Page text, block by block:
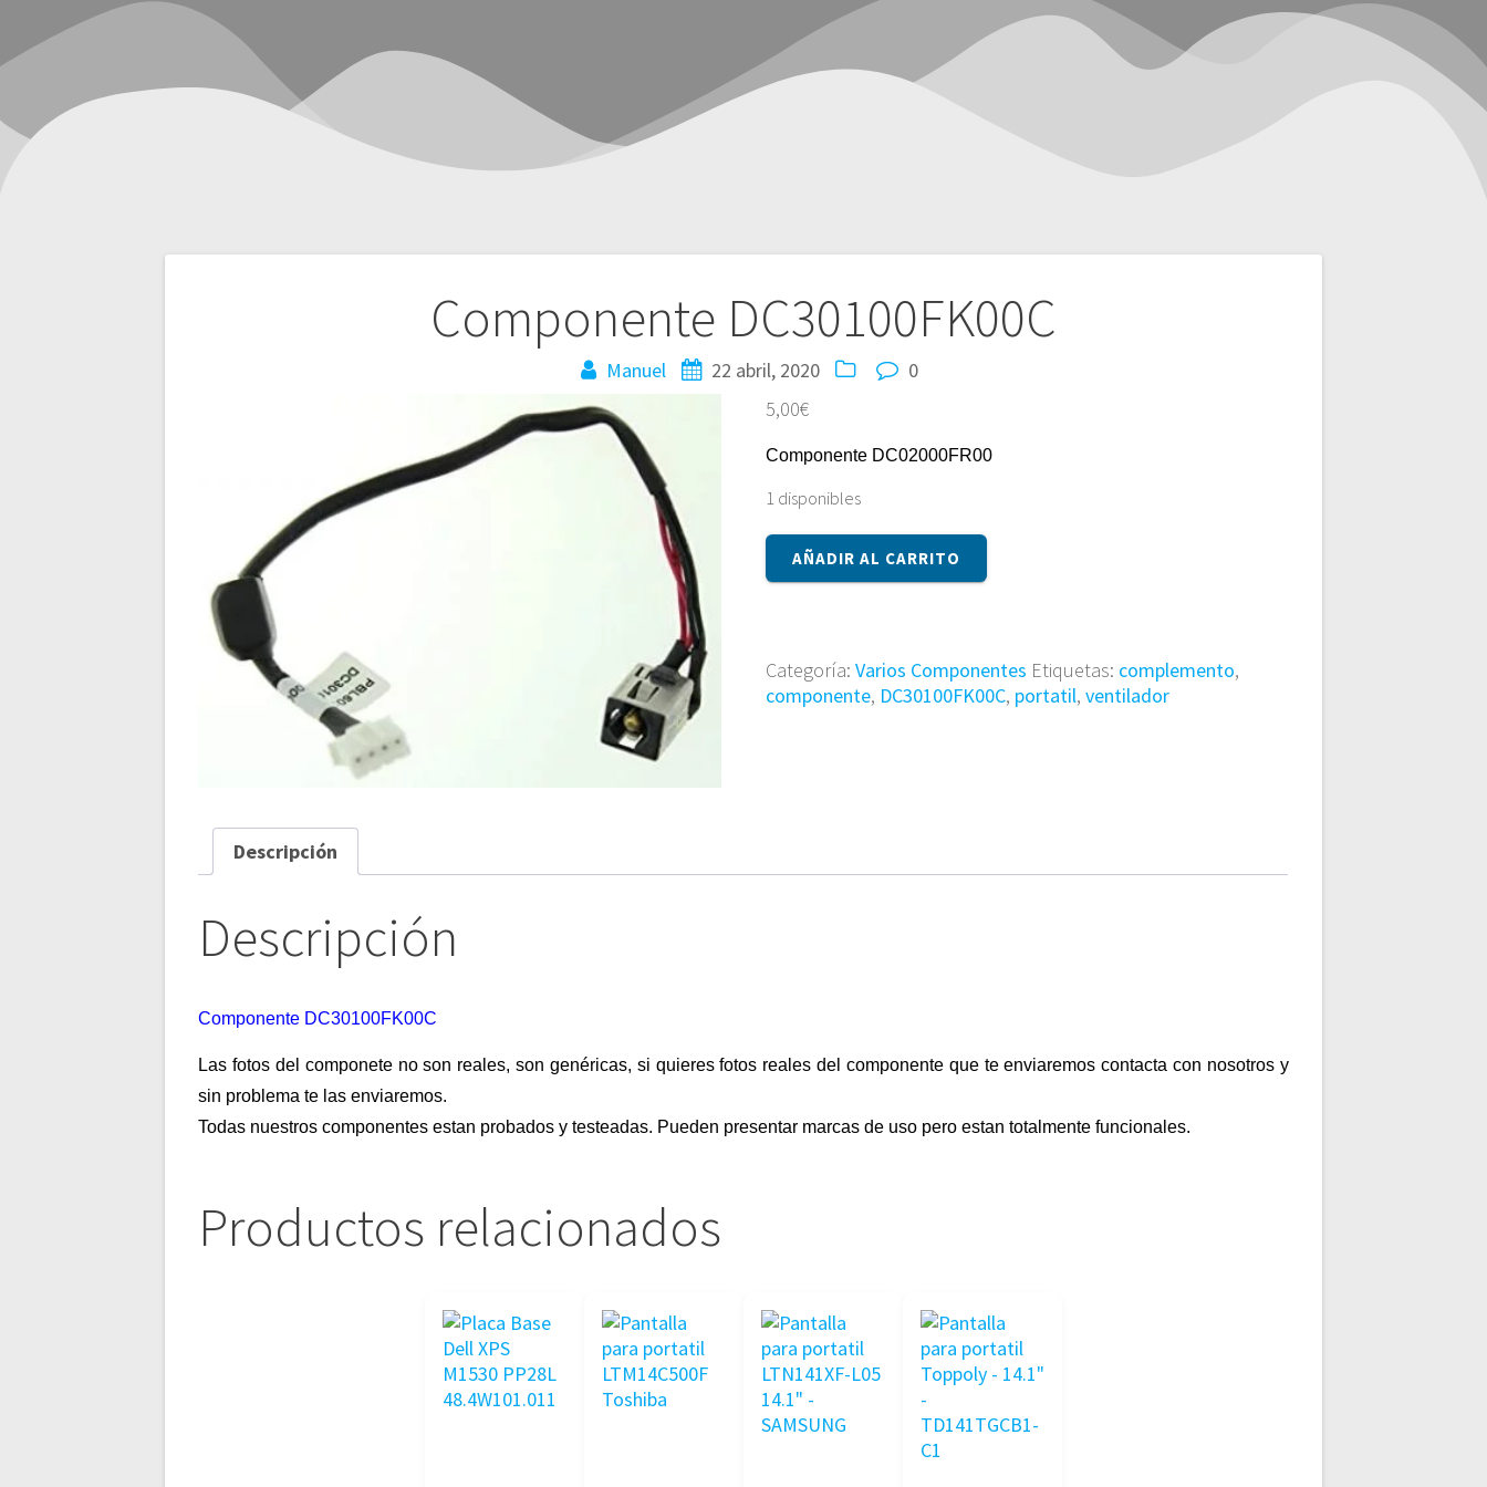
Componente DC30100FK00C
Manuel 22 abril, 2020
0
5,00€
Componente DC02000FR00
1 disponibles
Componente
DC30100FK00C
AÑADIR AL CARRITO
Categoría: Varios Componentes Etiquetas: complemento,
componente, DC30100FK00C, portatil, ventilador
Descripción
Descripción
Componente DC30100FK00C
Las fotos del componete no son reales, son genéricas, si quieres fotos reales del componente que te enviaremos contacta con nosotros y
sin problema te las enviaremos.
Todas nuestros componentes estan probados y testeadas. Pueden presentar marcas de uso pero estan totalmente funcionales.
Productos relacionados